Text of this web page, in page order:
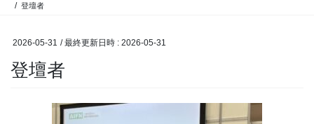
登壇者
2026-05-31 / 最終更新日時 : 2026-05-31
登壇者